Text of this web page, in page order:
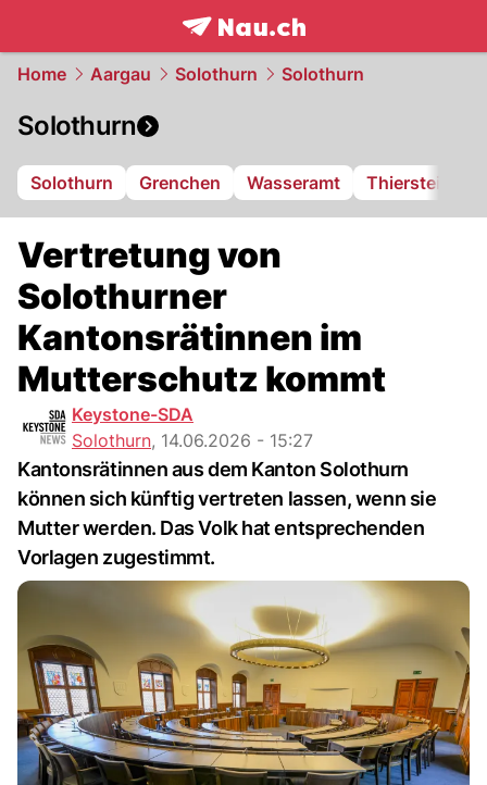
frontpage.NAU.ch
Home Aargau Solothurn Solothurn
Solothurn
Solothurn Grenchen Wasseramt Thierstein
Vertretung von
Solothurner
Kantonsrätinnen im
Mutterschutz kommt
Keystone-SDA
Solothurn, 14.06.2026 - 15:27
Kantonsrätinnen aus dem Kanton Solothurn
können sich künftig vertreten lassen, wenn sie
Mutter werden. Das Volk hat entsprechenden
Vorlagen zugestimmt.